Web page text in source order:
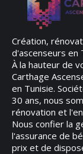
Création,
d'ascenseurs en
À la hauteur de
Carthage
en Tunisie.
30 ans, nous
rénovation et
Nous confier la
l'assurance de
prix et de